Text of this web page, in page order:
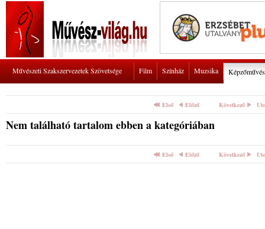
Művészeti Szakszervezetek Szövetsége Film Színház Muzsika
Első Előző Következő
Nem található tartalom ebben a kategóriában
Első Előző Következő